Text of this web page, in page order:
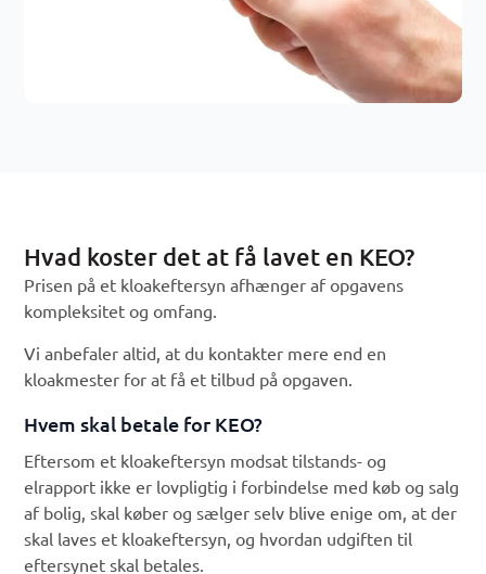
Hvad koster det at få lavet en KEO?
Prisen på et kloakeftersyn afhænger af opgavens
kompleksitet og omfang.
Vi anbefaler altid, at du kontakter mere end en
kloakmester for at få et tilbud på opgaven.
Hvem skal betale for KEO?
Eftersom et kloakeftersyn modsat tilstands- og
elrapport ikke er lovpligtig i forbindelse med køb og salg
af bolig, skal køber og sælger selv blive enige om, at der
skal laves et kloakeftersyn, og hvordan udgiften til
eftersynet skal betales.